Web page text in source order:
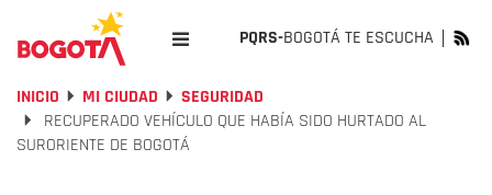
PQRS-BOGOTÁ TE ESCUCHA
INICIO MI CIUDAD
SEGURIDAD
RECUPERADO VEHÍCULO QUE HABÍA SIDO HURTADO AL
SURORIENTE DE BOGOTÁ